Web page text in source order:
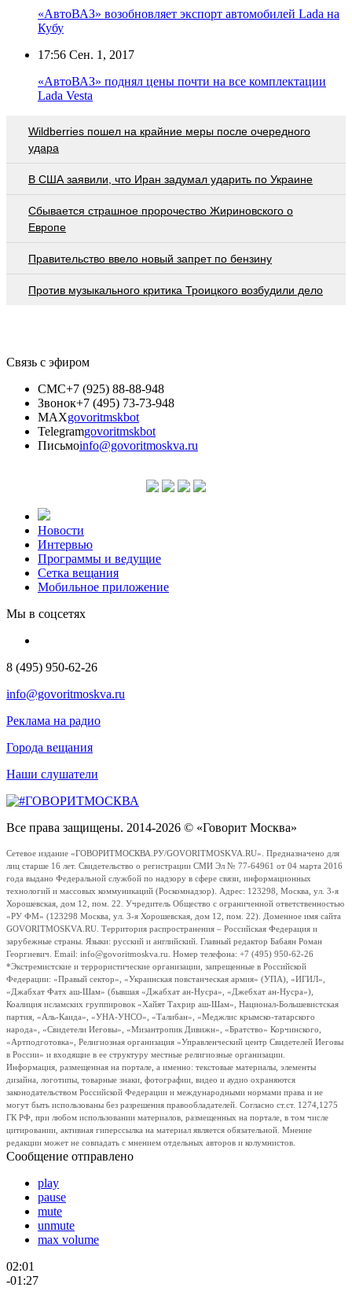
«АвтоВАЗ» возобновляет экспорт автомобилей Lada на
Кубу
17:56 Сен. 1, 2017
«АвтоВАЗ» поднял цены почти на все комплектации
Lada Vesta
Wildberries пошел на крайние меры после очередного
удара
В США заявили, что Иран задумал ударить по Украине
Сбывается страшное пророчество Жириновского о
Европе
Правительство ввело новый запрет по бензину
Против музыкального критика Троицкого возбудили дело
Связь с эфиром
СМС+7 (925) 88-88-948
Звонок+7 (495) 73-73-948
MAXgovoritmskbot
Telegramgovoritmskbot
Письмоinfo@govoritmoskva.ru
Новости
Интервью
Программы и ведущие
Сетка вещания
Мобильное приложение
Мы в соцсетях
8 (495) 950-62-26
info@govoritmoskva.ru
Реклама на радио
Города вещания
Наши слушатели
Все права защищены. 2014-2026 © «Говорит Москва»
Сетевое издание «ГОВОРИТМОСКВА.РУ/GOVORITMOSKVA.RU». Предназначено для
лиц старше 16 лет. Свидетельство о регистрации СМИ Эл № 77-64961 от 04 марта 2016
года выдано Федеральной службой по надзору в сфере связи, информационных
технологий и массовых коммуникаций (Роскомнадзор). Адрес: 123298, Москва, ул. 3-я
Хорошевская, дом 12, пом. 22. Учредитель Общество с ограниченной ответственностью
«РУ ФМ» (123298 Москва, ул. 3-я Хорошевская, дом 12, пом. 22). Доменное имя сайта
GOVORITMOSKVA.RU. Территория распространения – Российская Федерация и
зарубежные страны. Языки: русский и английский. Главный редактор Бабаян Роман
Георгиевич. Email: info@govoritmoskva.ru. Номер телефона: +7 (495) 950-62-26
*Экстремистские и террористические организации, запрещенные в Российской
Федерации: «Правый сектор», «Украинская повстанческая армия» (УПА), «ИГИЛ»,
«Джабхат Фатх аш-Шам» (бывшая «Джабхат ан-Нусра», «Джебхат ан-Нусра»),
Коалиция исламских группировок «Хайят Тахрир аш-Шам», Национал-Большевистская
партия, «Аль-Каида», «УНА-УНСО», «Талибан», «Меджлис крымско-татарского
народа», «Свидетели Иеговы», «Мизантропик Дивижн», «Братство» Корчинского,
«Артподготовка», Религиозная организация «Управленческий центр Свидетелей Иеговы
в России» и входящие в ее структуру местные религиозные организации.
Информация, размещенная на портале, а именно: текстовые материалы, элементы
дизайна, логотипы, товарные знаки, фотографии, видео и аудио охраняются
законодательством Российской Федерации и международными нормами права и не
могут быть использованы без разрешения правообладателей. Согласно ст.ст. 1274,1275
ГК РФ, при любом использовании материалов, размещенных на портале, в том числе
цитировании, активная гиперссылка на материал является обязательной. Мнение
редакции может не совпадать с мнением отдельных авторов и колумнистов.
Сообщение отправлено
play
pause
mute
unmute
max volume
02:01
-01:27